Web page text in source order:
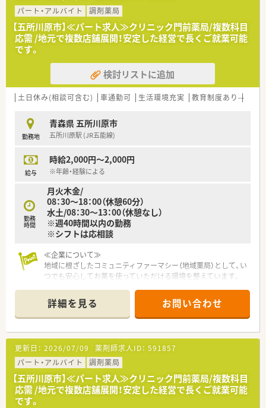
パート・アルバイト
調剤薬局
【五所川原市】≪パート求人≫クリニック門前薬局/複数科目
応需 /地元で複数店舗展開！安定した経営で長くご就業可能
です。
検討リストに追加
土日休み(相談可含む) 車通勤可 生活環境充実 教育制度あり
勤務地
青森県 五所川原市
五所川原駅 (JR五能線)
給与
時給2,000円～2,000円
※年齢・経験による
勤務
時間
月火木金/
08：30～18：00（休憩60分）
水土/08：30～13：00（休憩なし）
※週40時間以内の勤務
※シフトは応相談
≪企業について≫
地域に根ざしたコミュニティファーマシー（地域薬局）として、い
つでも安心してお薬を使っていただける環境を整えています。
トもしっかりしています。
ドライブスルーを設置している薬局も有、高度な在宅医療にも積
極的に携わっています。
≪薬局について≫
JR五所川原駅から車で4分の位置にある、門前薬局です。
近隣には複数の医療機関があり、内科・外科・耳鼻科等の複数科目
を応需しています。
詳細を見る お問い合わせ
更新日： 2026/07/09 薬剤師求人ID： 591857
パート・アルバイト
調剤薬局
【五所川原市】≪パート求人≫クリニック門前薬局/複数科目
応需 /地元で複数店舗展開！安定した経営で長くご就業可能
です。